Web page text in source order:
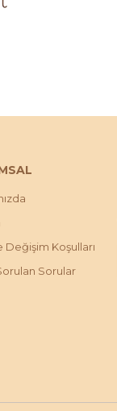
Değişim Koşulları
Sorular